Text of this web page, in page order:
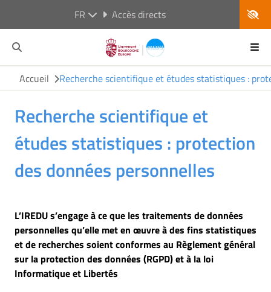
FR Accès directs
Accueil Recherche scientifique et études statistiques :
Recherche scientifique et
études statistiques : protection
des données personnelles
L’IREDU s’engage à ce que les traitements de données
personnelles qu’elle met en œuvre à des fins statistiques
et de recherches soient conformes au Règlement général
sur la protection des données (RGPD) et à la loi
Informatique et Libertés